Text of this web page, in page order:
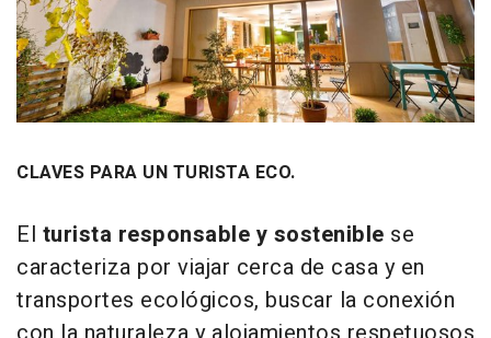
CLAVES PARA UN TURISTA ECO.
El turista responsable y sostenible se
caracteriza por viajar cerca de casa y en
transportes ecológicos, buscar la conexión